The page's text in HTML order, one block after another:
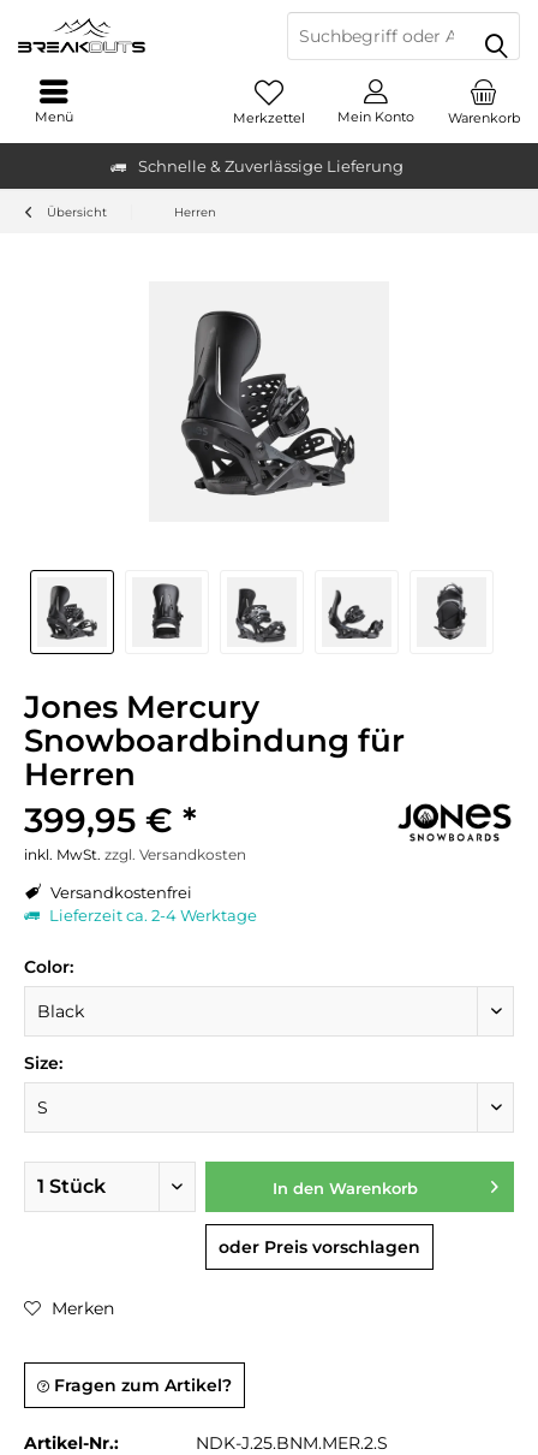
Schnelle & Zuverlässige Lieferung
Warenkorb
Merkzettel Mein Konto
Menü
Übersicht Herren
Jones Mercury
Snowboardbindung für
Herren
399,95 € *
inkl. MwSt. zzgl. Versandkosten
Versandkostenfrei
Lieferzeit ca. 2-4 Werktage
Color:
Size:
In den Warenkorb
oder Preis vorschlagen
Merken
Fragen zum Artikel?
Artikel-Nr.:
NDK-J.25.BNM.MER.2.S